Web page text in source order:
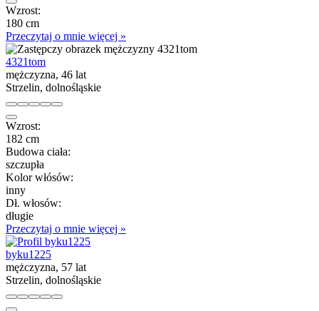
Wzrost:
180 cm
Przeczytaj o mnie więcej »
4321tom
mężczyzna, 46 lat
Strzelin, dolnośląskie
Wzrost:
182 cm
Budowa ciała:
szczupła
Kolor włósów:
inny
Dł. włosów:
długie
Przeczytaj o mnie więcej »
byku1225
mężczyzna, 57 lat
Strzelin, dolnośląskie